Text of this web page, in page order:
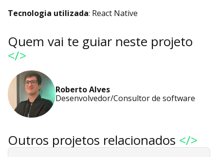
Tecnologia utilizada: React Native
Quem vai te guiar neste projeto
</>
Roberto Alves
Desenvolvedor/Consultor de software
Outros projetos relacionados </>